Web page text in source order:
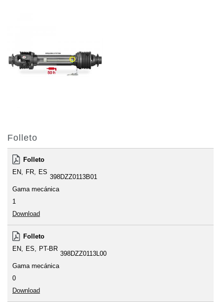
Folleto
Folleto
EN
FR ES
398DZZ0113B01
Gama mecánica
1
Download
Folleto
EN
ES PT-BR
398DZZ0113L00
Gama mecánica
0
Download